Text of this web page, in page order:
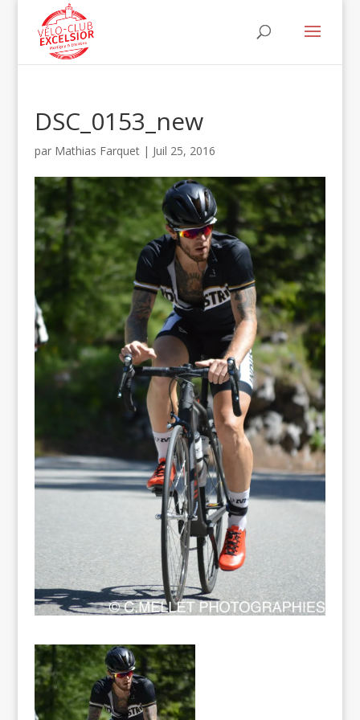
DSC_0153_new
par Mathias Farquet| Juil 25, 2016